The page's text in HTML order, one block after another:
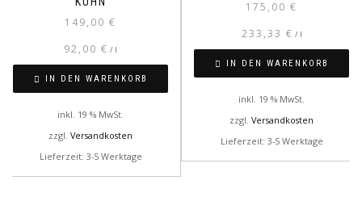
149,00 €
92,00 € / l
IN DEN WARENKORB
inkl. 19 % MwSt.
zzgl. Versandkosten
Lieferzeit: 3-5 Werktage
175,00 €
233,33 € / l
IN DEN WARENKORB
inkl. 19 % MwSt.
zzgl. Versandkosten
Lieferzeit: 3-5 Werktage